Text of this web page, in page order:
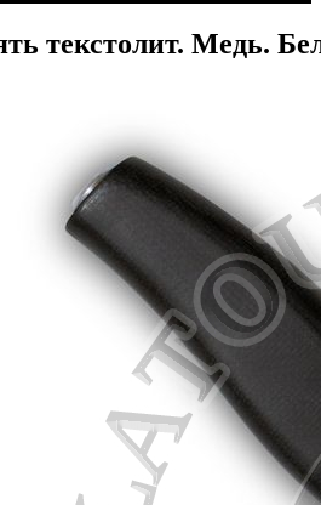
текстолит. Медь.